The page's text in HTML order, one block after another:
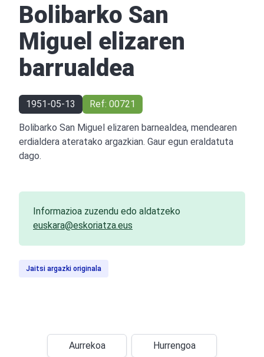
Bolibarko San
Miguel elizaren
barrualdea
1951-05-13 Ref: 00721
Bolibarko San Miguel elizaren barnealdea, mendearen
erdialdera ateratako argazkian. Gaur egun eraldatuta
dago.
Informazioa zuzendu edo aldatzeko
euskara@eskoriatza.eus
Jaitsi argazki originala
Aurrekoa Hurrengoa